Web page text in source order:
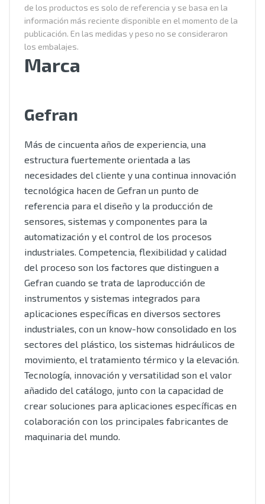
de los productos es solo de referencia y se basa en la
información más reciente disponible en el momento de la
publicación. En las medidas y peso no se consideraron
los embalajes.
Marca
Gefran
Más de cincuenta años de experiencia, una
estructura fuertemente orientada a las
necesidades del cliente y una continua innovación
tecnológica hacen de Gefran un punto de
referencia para el diseño y la producción de
sensores, sistemas y componentes para la
automatización y el control de los procesos
industriales. Competencia, flexibilidad y calidad
del proceso son los factores que distinguen a
Gefran cuando se trata de laproducción de
instrumentos y sistemas integrados para
aplicaciones específicas en diversos sectores
industriales, con un know-how consolidado en los
sectores del plástico, los sistemas hidráulicos de
movimiento, el tratamiento térmico y la elevación.
Tecnología, innovación y versatilidad son el valor
añadido del catálogo, junto con la capacidad de
crear soluciones para aplicaciones específicas en
colaboración con los principales fabricantes de
maquinaria del mundo.